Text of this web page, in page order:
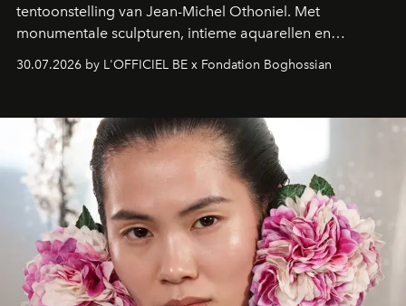
tentoonstelling van Jean-Michel Othoniel. Met
monumentale sculpturen, intieme aquarellen en
fonkelend Murano-glas creëert de Franse kunstenaar
een emotionele reis waarin elk werk de herinnering
moment van verwondering.
30.07.2026 by L'OFFICIEL BE x Fondation Boghossian